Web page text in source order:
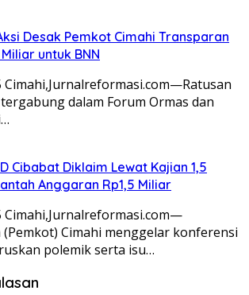
Desak Pemkot Cimahi Transparan
untuk BNN
Cimahi,Jurnalreformasi.com—Ratusan
dalam Forum Ormas dan
Cibabat Diklaim Lewat Kajian 1,5
Anggaran Rp1,5 Miliar
Cimahi,Jurnalreformasi.com—
Cimahi menggelar konferensi
polemik serta isu…